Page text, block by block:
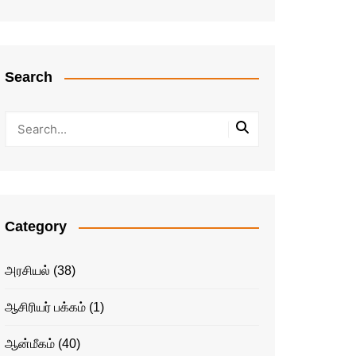
Search
Category
அரசியல் (38)
ஆசிரியர் பக்கம் (1)
ஆன்மீகம் (40)